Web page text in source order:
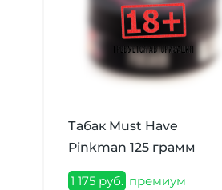
Табак Must Have
Pinkman 125 грамм
1 175 руб. премиум